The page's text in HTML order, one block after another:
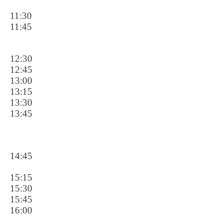
11:30
11:45
12:30
12:45
13:00
13:15
13:30
13:45
14:45
15:15
15:30
15:45
16:00